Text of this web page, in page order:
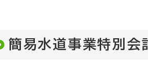
簡易水道事業特別会